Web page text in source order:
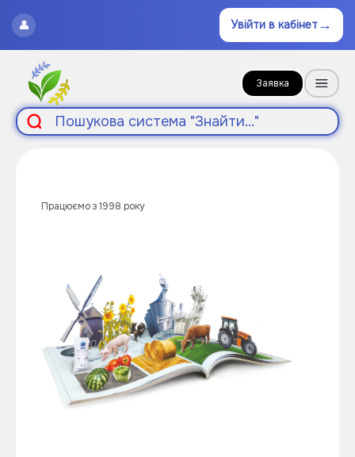
👤 Увійти в кабінет→
Заявка
Працюємо з 1998 року